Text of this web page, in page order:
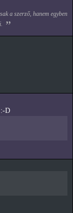
a szerző, hanem egyben
:-D